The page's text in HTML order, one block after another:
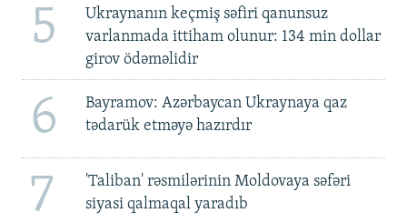
5
Ukraynanın keçmiş səfiri qanunsuz
varlanmada ittiham olunur: 134 min dollar
girov ödəməlidir
6
Bayramov: Azərbaycan Ukraynaya qaz
tədarük etməyə hazırdır
7
'Taliban' rəsmilərinin Moldovaya səfəri
siyasi qalmaqal yaradıb